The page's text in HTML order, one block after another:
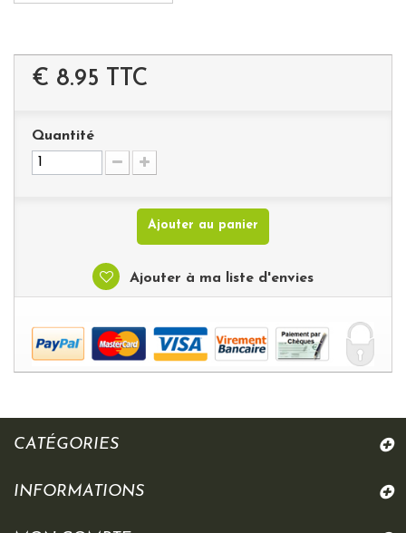
€ 8.95 TTC
Quantité
Ajouter au panier
Ajouter à ma liste d'envies
CATÉGORIES
INFORMATIONS